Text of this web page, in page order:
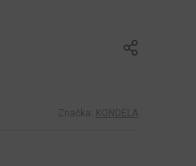
Značka: KONDELA